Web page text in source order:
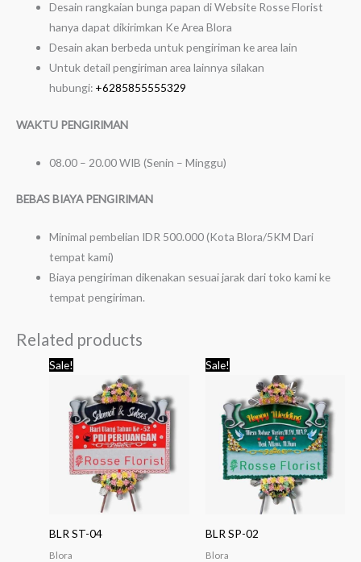
Desain rangkaian bunga papan di Website Rosse Florist
hanya dapat dikirimkan Ke Area Blora
Desain akan berbeda untuk pengiriman ke area lain
Untuk detail pengiriman area lainnya silakan
hubungi: +6285855555329
WAKTU PENGIRIMAN
08.00 – 20.00 WIB (Senin – Minggu)
BEBAS BIAYA PENGIRIMAN
Minimal pembelian IDR 500.000 (Kota Blora/5KM Dari
tempat kami)
Biaya pengiriman dikenakan sesuai jarak dari toko kami ke
tempat pengiriman.
Related products
Sale!
BLR ST-04
Blora
price
was:
Rp 700.000.Rp 550.000.
Sale!
BLR SP-02
Blora
price
was:
Rp 850.000.Rp 700.000.